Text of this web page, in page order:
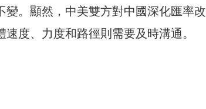
。顯然，中美雙方對中國深化匯率改
度、力度和路徑則需要及時溝通。